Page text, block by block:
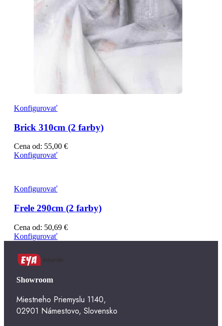
Konfigurovať
Brick 310cm (2 farby)
Cena od: 55,00 €
Konfigurovať
Konfigurovať
Frele 290cm (2 farby)
Cena od: 50,69 €
Konfigurovať
Showroom
Miestneho Priemyslu 1140,
02901 Námestovo, Slovensko